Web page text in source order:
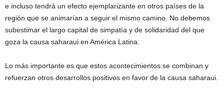
e incluso tendrá un efecto ejemplarizante en otros países de la
región que se animarían a seguir el mismo camino. No debemos
subestimar el largo capital de simpatía y de solidaridad del que
goza la causa saharaui en América Latina.
Lo más importante es que estos acontecimientos se combinan y
refuerzan otros desarrollos positivos en favor de la causa saharaui.